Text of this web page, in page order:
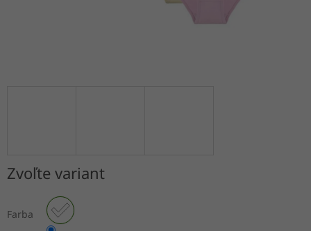
Zvoľte variant
Farba